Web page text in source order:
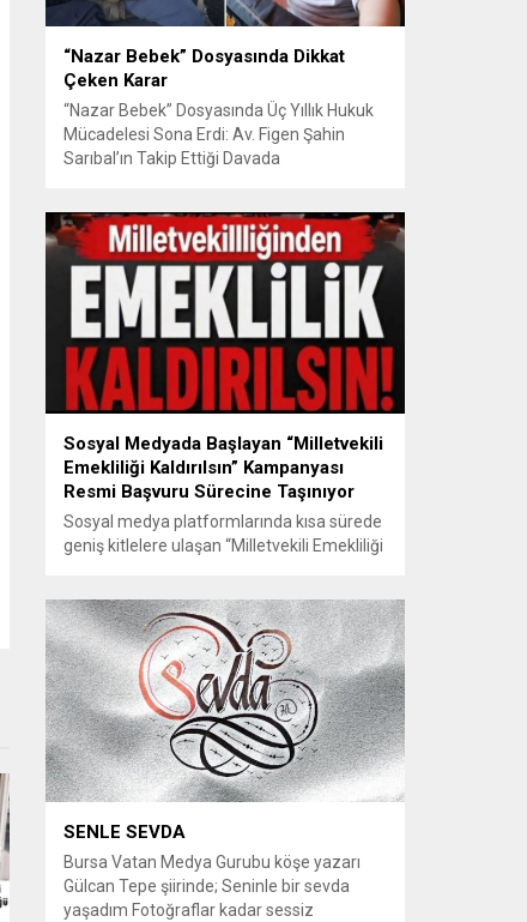
“Nazar Bebek” Dosyasında Dikkat
Çeken Karar
“Nazar Bebek” Dosyasında Üç Yıllık Hukuk
Mücadelesi Sona Erdi: Av. Figen Şahin
Sarıbal’ın Takip Ettiği Davada
Türkiye’de uluslararası hukuk boyutlarıyla
görüldü BURSA – Avusturya’da başlayan
ve Türkiye’de yaklaşık üç yıl boyunca
devam eden “Nazar Bebek” dosyasında
yargılama süreci tamamlandı. Bursa 3.
Aile...
Sosyal Medyada Başlayan “Milletvekili
Emekliliği Kaldırılsın” Kampanyası
Resmi Başvuru Sürecine Taşınıyor
Sosyal medya platformlarında kısa sürede
geniş kitlelere ulaşan “Milletvekili Emekliliği
vatandaşlar, milletvekillerine tanınan
emeklilik haklarının yeniden düzenlenmesi
talebiyle TBMM Dilekçe Komisyonu ve
Cumhurbaşkanlığı İletişim Merkezi
(CİMER) üzerinden resmi başvurular
yapılması çağrısında bulunuyor. Son
dönemde sosyal medya platformlarında
en çok konuşulan konular arasında...
SENLE SEVDA
Bursa Vatan Medya Gurubu köşe yazarı
Gülcan Tepe şiirinde; Seninle bir sevda
yaşadım Fotoğraflar kadar sessiz